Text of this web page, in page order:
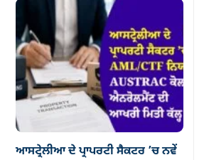
ਆਸਟ੍ਰੇਲੀਆ ਦੇ ਪ੍ਰਾਪਰਟੀ ਸੈਕਟਰ ’ਚ ਨਵੇਂ